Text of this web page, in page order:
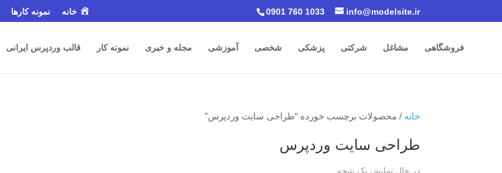
0901 760 1033 info@modelsite.ir خانه نمونه کارها
فروشگاهی مشاغل شرکتی پزشکی شخصی آموزشی مجله و خبری نمونه کار قالب وردپرس ایرانی
خانه / محصولات برچسب خورده “طراحی سایت وردپرس”
طراحی سایت وردپرس
در حال نمایش یک نتیجه